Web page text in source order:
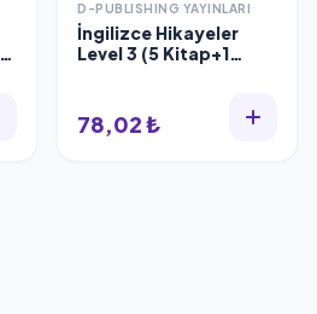
D-PUBLISHING YAYINLARI
İngilizce Hikayeler
Level 3 (5 Kitap+1
78,02 ₺